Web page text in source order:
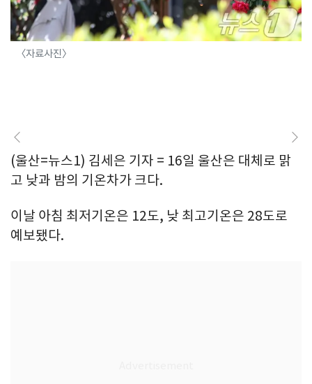
〈자료사진〉
(울산=뉴스1) 김세은 기자 = 16일 울산은 대체로 맑
고 낮과 밤의 기온차가 크다.
이날 아침 최저기온은 12도, 낮 최고기온은 28도로
예보됐다.